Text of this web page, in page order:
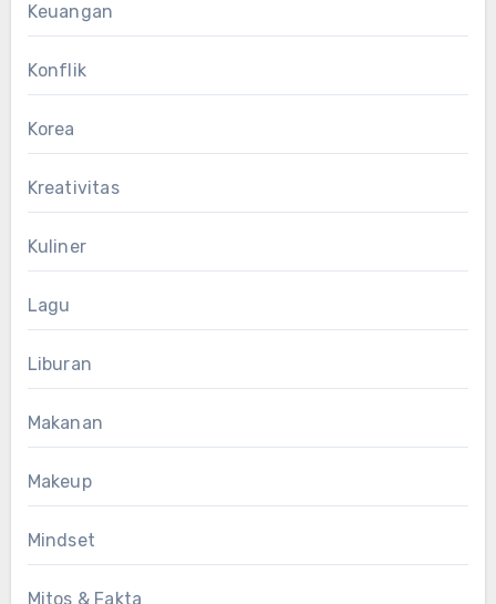
Keuangan
Konflik
Korea
Kreativitas
Kuliner
Lagu
Liburan
Makanan
Makeup
Mindset
Mitos & Fakta